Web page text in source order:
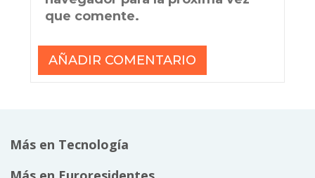
que comente.
Más en Tecnología